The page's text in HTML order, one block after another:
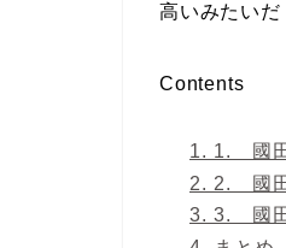
高いみたいだ
Contents
1. 1. 國田
2. 2. 國田
3. 3. 國田